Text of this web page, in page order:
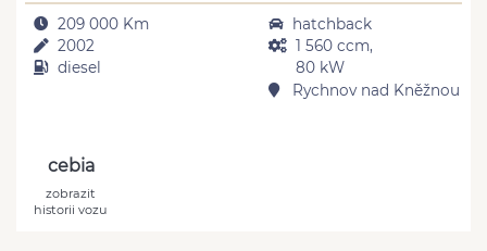
209 000 Km
2002
diesel
hatchback
1 560 ccm,
80 kW
Rychnov nad Kněžnou
cebia
zobrazit
historii vozu